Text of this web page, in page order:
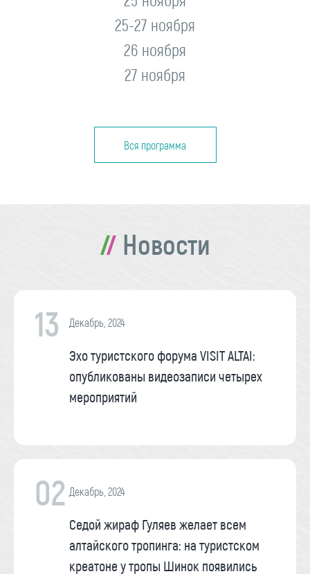
25-27 ноября
26 ноября
27 ноября
Вся программа
Новости
13 Декабрь, 2024
Эхо туристского форума VISIT ALTAI:
опубликованы видеозаписи четырех
мероприятий
02 Декабрь, 2024
Седой жираф Гуляев желает всем
алтайского тропинга: на туристском
креатоне у тропы Шинок появились